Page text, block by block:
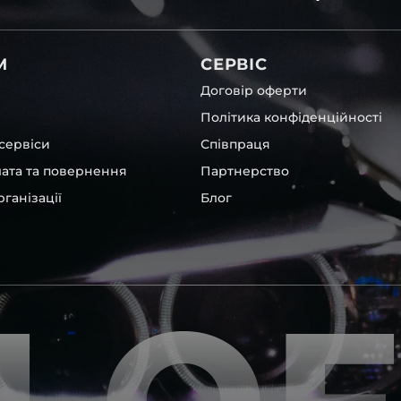
та унікальні.
офісі та оптовому
– на всіх
– для швидкої
будь-які
пару чи комплект.
перевіряють та
та повернення
СЕРВІС
Договір оферти
Політика конфіденційності
Співпраця
Партнерство
Блог